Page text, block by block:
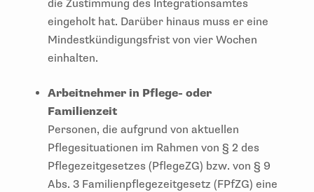
die Zustimmung des Integrationsamtes
eingeholt hat. Darüber hinaus muss er eine
Mindestkündigungsfrist von vier Wochen
einhalten.
Arbeitnehmer in Pflege- oder
Familienzeit
Personen, die aufgrund von aktuellen
Pflegesituationen im Rahmen von § 2 des
Pflegezeitgesetzes (PflegeZG) bzw. von § 9
Abs. 3 Familienpflegezeitgesetz (FPfZG) eine